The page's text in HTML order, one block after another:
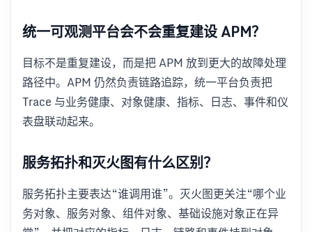
统一可观测平台会不会重复建设 APM？
目标不是重复建设，而是把 APM 放到更大的故障处理
路径中。APM 仍然负责链路追踪，统一平台负责把
Trace 与业务健康、对象健康、指标、日志、事件和仪
表盘联动起来。
服务拓扑和灭火图有什么区别？
服务拓扑主要表达“谁调用谁”。灭火图更关注“哪个业
务对象、服务对象、组件对象、基础设施对象正在异